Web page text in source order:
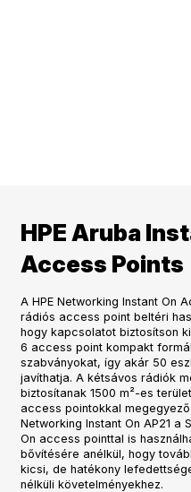
HPE Aruba
Access Points
A HPE Networking Instant On
rádiós access point beltéri
hogy kapcsolatot biztosítson
6 access point kompakt
szabványokat, így akár 50
javíthatja. A kétsávos rádiók
biztosítanak 1500 m²-es
access pointokkal
Networking Instant On AP21 a
On access pointtal is
bővítésére anélkül, hogy
kicsi, de hatékony
nélküli követelményekhez.